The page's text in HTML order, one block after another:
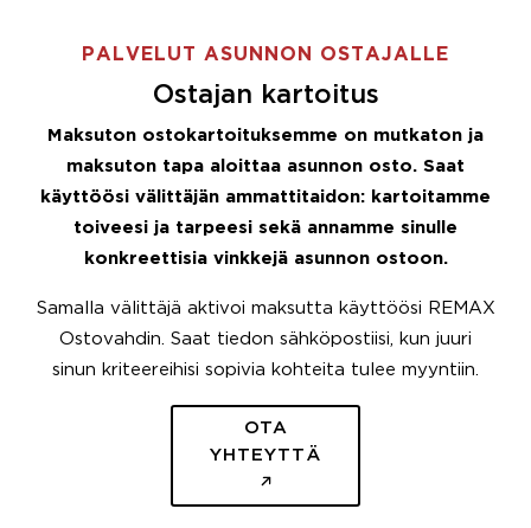
PALVELUT ASUNNON OSTAJALLE
Ostajan kartoitus
Maksuton ostokartoituksemme on mutkaton ja
maksuton tapa aloittaa asunnon osto. Saat
käyttöösi välittäjän ammattitaidon: kartoitamme
toiveesi ja tarpeesi sekä annamme sinulle
konkreettisia vinkkejä asunnon ostoon.
Samalla välittäjä aktivoi maksutta käyttöösi REMAX
Ostovahdin. Saat tiedon sähköpostiisi, kun juuri
sinun kriteereihisi sopivia kohteita tulee myyntiin.
OTA
YHTEYTTÄ